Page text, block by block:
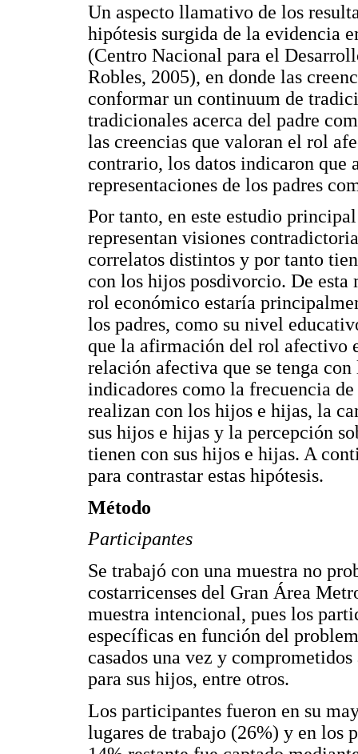
Un aspecto llamativo de los
hipótesis surgida de la evidencia
(Centro Nacional para el
Robles, 2005), en donde las
conformar un continuum de
tradicionales acerca del padre
las creencias que valoran el rol
contrario, los datos indicaron que
representaciones de los padres
Por tanto, en este estudio
representan visiones
correlatos distintos y por tanto
con los hijos posdivorcio. De
rol económico estaría
los padres, como su nivel
que la afirmación del rol afectivo
relación afectiva que se tenga
indicadores como la frecuencia
realizan con los hijos e hijas, la
sus hijos e hijas y la percepción
tienen con sus hijos e hijas. A
para contrastar estas hipótesis.
Método
Participantes
Se trabajó con una muestra no
costarricenses del Gran Área
muestra intencional, pues los
específicas en función del
casados una vez y
para sus hijos, entre otros.
Los participantes fueron en su
lugares de trabajo (26%) y en los